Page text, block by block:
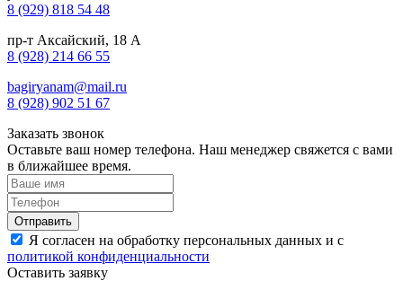
8 (929) 818 54 48
пр-т Аксайский, 18 А
8 (928) 214 66 55
bagiryanam@mail.ru
8 (928) 902 51 67
Заказать звонок
Оставьте ваш номер телефона. Наш менеджер свяжется с вами
в ближайшее время.
Я согласен на обработку персональных данных и с
политикой конфиденциальности
Оставить заявку